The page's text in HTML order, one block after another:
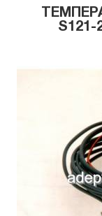
S121-